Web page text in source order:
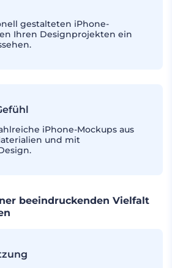
gestalteten iPhone-
Ihren Designprojekten ein
iPhone-Mockups aus
und mit
beeindruckenden Vielfalt